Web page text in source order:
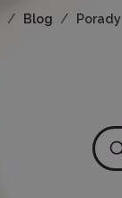
Blog Porady